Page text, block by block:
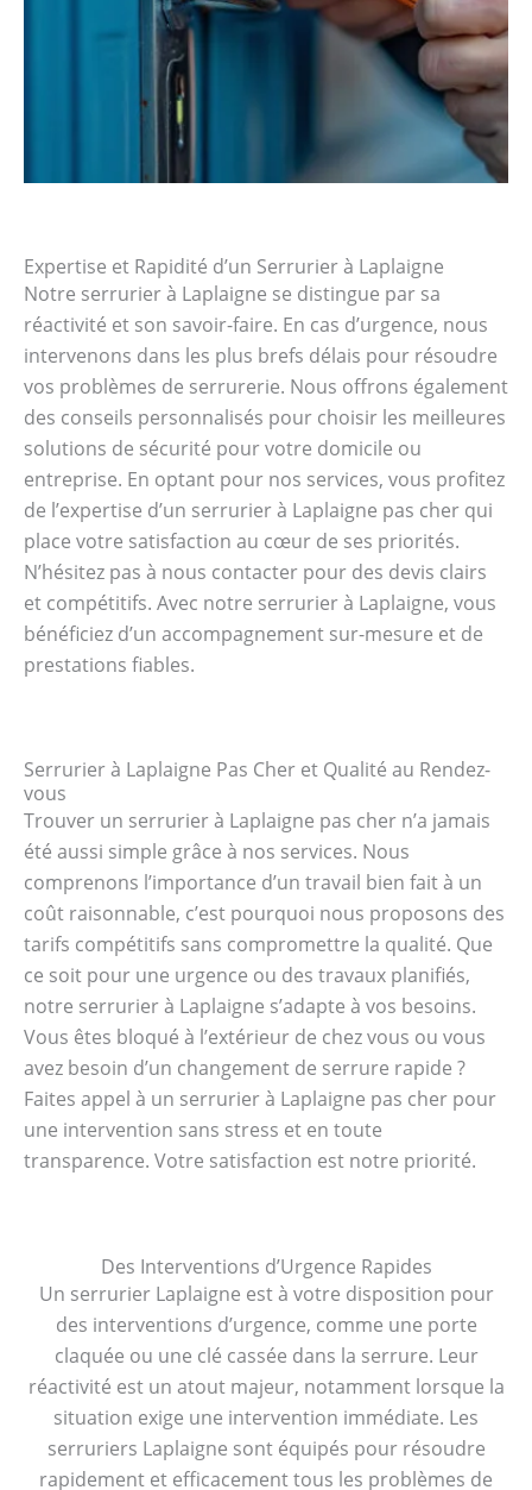
Expertise et Rapidité d’un Serrurier à Laplaigne
Notre serrurier à Laplaigne se distingue par sa
réactivité et son savoir-faire. En cas d’urgence, nous
intervenons dans les plus brefs délais pour résoudre
vos problèmes de serrurerie. Nous offrons également
des conseils personnalisés pour choisir les meilleures
solutions de sécurité pour votre domicile ou
entreprise. En optant pour nos services, vous profitez
de l’expertise d’un serrurier à Laplaigne pas cher qui
place votre satisfaction au cœur de ses priorités.
N’hésitez pas à nous contacter pour des devis clairs
et compétitifs. Avec notre serrurier à Laplaigne, vous
bénéficiez d’un accompagnement sur-mesure et de
prestations fiables.
Serrurier à Laplaigne Pas Cher et Qualité au Rendez-
vous
Trouver un serrurier à Laplaigne pas cher n’a jamais
été aussi simple grâce à nos services. Nous
comprenons l’importance d’un travail bien fait à un
coût raisonnable, c’est pourquoi nous proposons des
tarifs compétitifs sans compromettre la qualité. Que
ce soit pour une urgence ou des travaux planifiés,
notre serrurier à Laplaigne s’adapte à vos besoins.
Vous êtes bloqué à l’extérieur de chez vous ou vous
avez besoin d’un changement de serrure rapide ?
Faites appel à un serrurier à Laplaigne pas cher pour
une intervention sans stress et en toute
transparence. Votre satisfaction est notre priorité.
Des Interventions d’Urgence Rapides
Un serrurier Laplaigne est à votre disposition pour
des interventions d’urgence, comme une porte
claquée ou une clé cassée dans la serrure. Leur
réactivité est un atout majeur, notamment lorsque la
situation exige une intervention immédiate. Les
serruriers Laplaigne sont équipés pour résoudre
rapidement et efficacement tous les problèmes de